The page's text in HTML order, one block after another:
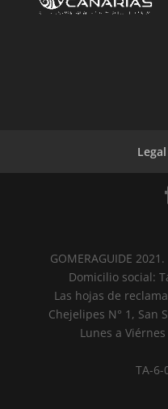
GOMERAGUIDE
Domicilio social:
Las hojas de
Chejelipes N° 1, San
Lunes a
TA-6-